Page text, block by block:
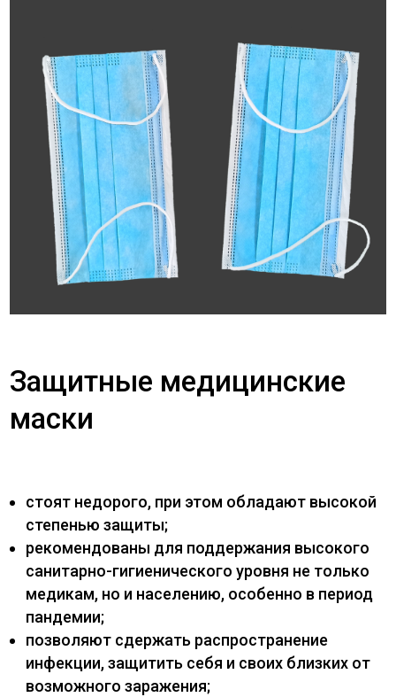
Защитные медицинские
маски
стоят недорого, при этом обладают высокой
степенью защиты;
рекомендованы для поддержания высокого
санитарно-гигиенического уровня не только
медикам, но и населению, особенно в период
пандемии;
позволяют сдержать распространение
инфекции, защитить себя и своих близких от
возможного заражения;